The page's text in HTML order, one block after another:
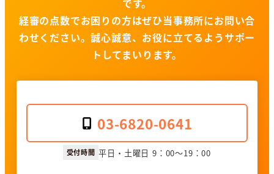
経審の点数でお困りの方はぜひ当事務所にお問い合
わせください。誠心誠意、お役に立てるようサポー
トしてまいります。
03-6820-0641
受付時間 平日・土曜日 9：00～19：00